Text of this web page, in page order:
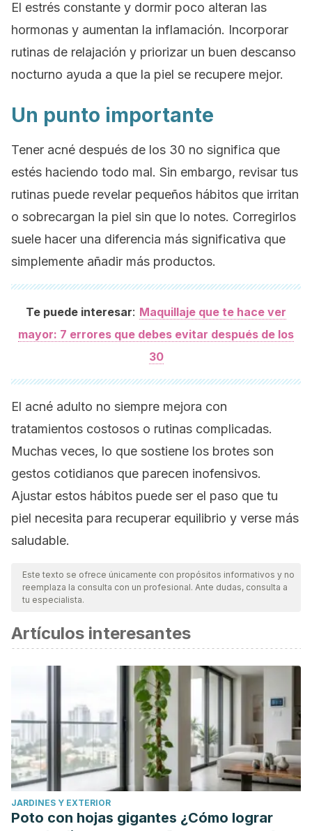
El estrés constante y dormir poco alteran las
hormonas y aumentan la inflamación. Incorporar
rutinas de relajación y priorizar un buen descanso
nocturno ayuda a que la piel se recupere mejor.
Un punto importante
Tener acné después de los 30 no significa que
estés haciendo todo mal. Sin embargo, revisar tus
rutinas puede revelar pequeños hábitos que irritan
o sobrecargan la piel sin que lo notes. Corregirlos
suele hacer una diferencia más significativa que
simplemente añadir más productos.
Te puede interesar: Maquillaje que te hace ver
mayor: 7 errores que debes evitar después de los
30
El acné adulto no siempre mejora con
tratamientos costosos o rutinas complicadas.
Muchas veces, lo que sostiene los brotes son
gestos cotidianos que parecen inofensivos.
Ajustar estos hábitos puede ser el paso que tu
piel necesita para recuperar equilibrio y verse más
saludable.
Este texto se ofrece únicamente con propósitos informativos y no
reemplaza la consulta con un profesional. Ante dudas, consulta a
tu especialista.
Artículos interesantes
JARDINES Y EXTERIOR
Poto con hojas gigantes ¿Cómo lograr